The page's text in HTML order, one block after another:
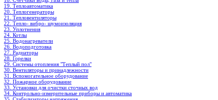
19. Теплоавтоматика
20. Теплогенераторы
21. Тепловентиляторы
22. Тепло- вибро- шумоизоляция
23. Уплотнения
24. Котлы
25. Водонагреватели
26. Водоподготовка
27. Радиаторы
28. Горелки
29. Системы отопления "Теплый пол"
30. Вентиляторы и принадлежности
31. Вспомогательное оборудование
32. Пожарное оборудование
33. Установки для очистки сточных вод
34. Контрольно-измерительные приборы и автоматика